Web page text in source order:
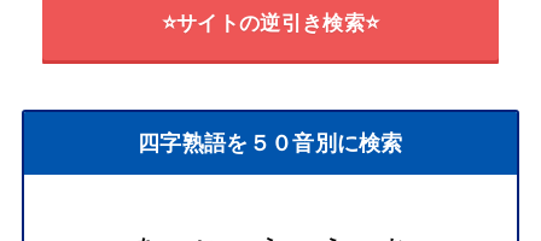
⭐サイトの逆引き検索⭐
四字熟語を５０音別に検索